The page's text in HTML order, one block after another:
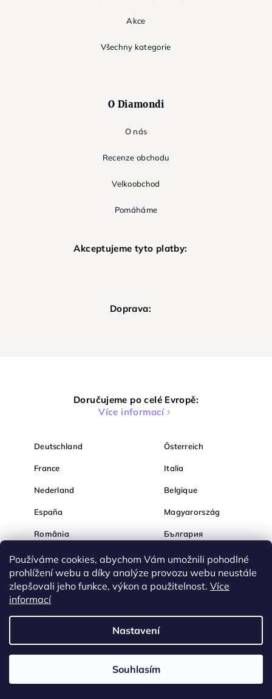
Používáme cookies, abychom Vám umožnili pohodlné
prohlížení webu a díky analýze provozu webu neustále
zlepšovali jeho funkce, výkon a použitelnost. Více
informací
Nastavení
Souhlasím
Akce
Všechny kategorie
O Diamondi
O nás
Recenze obchodu
Velkoobchod
Pomáháme
Akceptujeme tyto platby:
Doprava:
Doručujeme po celé Evropě:
Více informací
Deutschland Österreich
France Italia
Nederland Belgique
España Magyarország
România България
Hrvatska Slovenija